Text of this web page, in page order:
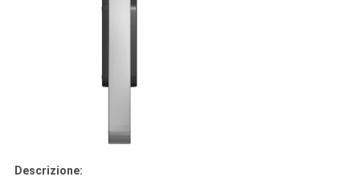
Descrizione: